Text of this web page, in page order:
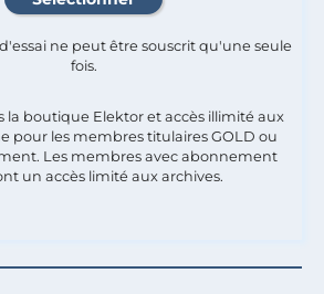
ne peut être souscrit qu'une seule
fois.​
la boutique Elektor et accès illimité aux
pour les membres titulaires GOLD ou
Les membres avec abonnement
un accès limité aux archives.